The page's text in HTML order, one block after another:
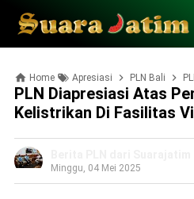
Home Apresiasi PLN Bali
PLN Diapresiasi Atas
Kelistrikan Di Fasilitas
Minggu, 04 Mei 2025